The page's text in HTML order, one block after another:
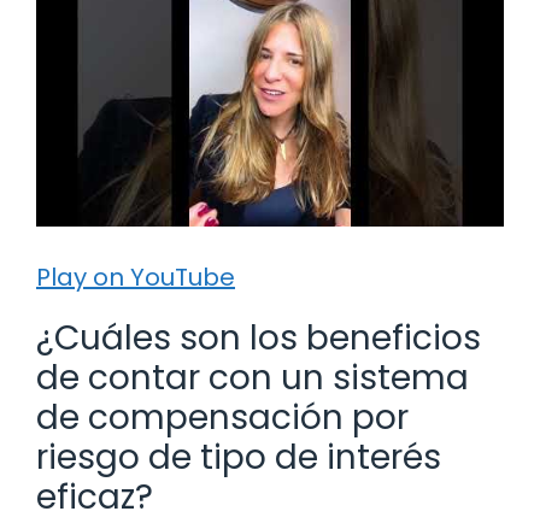
Play on YouTube
¿Cuáles son los beneficios
de contar con un sistema
de compensación por
riesgo de tipo de interés
eficaz?